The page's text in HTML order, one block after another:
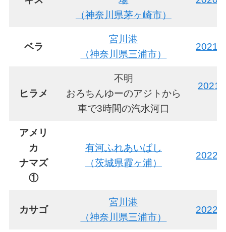
（神奈川県茅ヶ崎市）
ベラ
宮川港
（神奈川県三浦市）
2021
ヒラメ
不明
おろちんゆーのアジトから
車で3時間の汽水河口
2021
アメリ
カ
ナマズ
①
有河ふれあいばし
（茨城県霞ヶ浦）
2022
カサゴ
宮川港
（神奈川県三浦市）
2022